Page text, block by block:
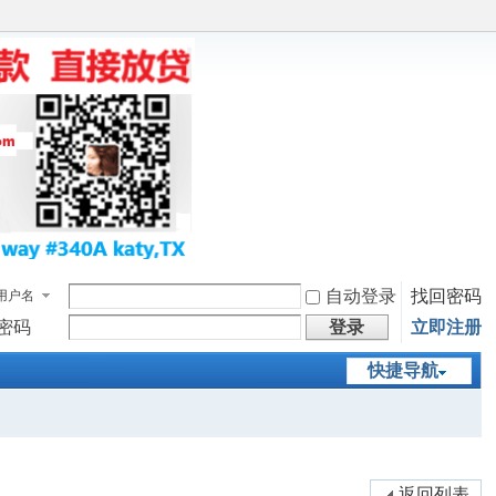
户名 自动登录
找回密码
码
登录 立即注册
快捷导航